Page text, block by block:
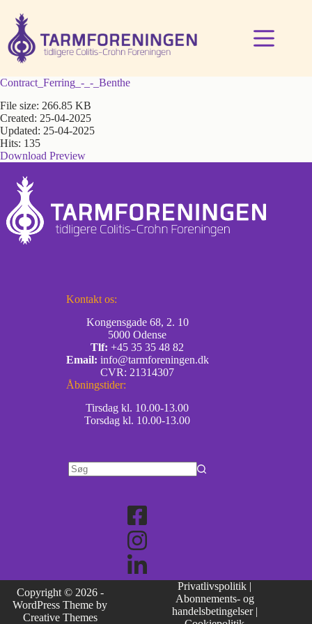
indhold
Contract_Ferring_-_-_Benthe
File size: 266.85 KB
Created: 25-04-2025
Updated: 25-04-2025
Hits: 135
Download Preview
Kontakt os:
Kongensgade 68, 2. 10
5000 Odense
Tlf: +45 35 35 48 82
Email: info@tarmforeningen.dk
CVR: 21314307
Åbningstider:
Tirsdag kl. 10.00-13.00
Torsdag kl. 10.00-13.00
Copyright © 2026 -
WordPress Theme by
Creative Themes
Privatlivspolitik |
Abonnements- og
handelsbetingelser |